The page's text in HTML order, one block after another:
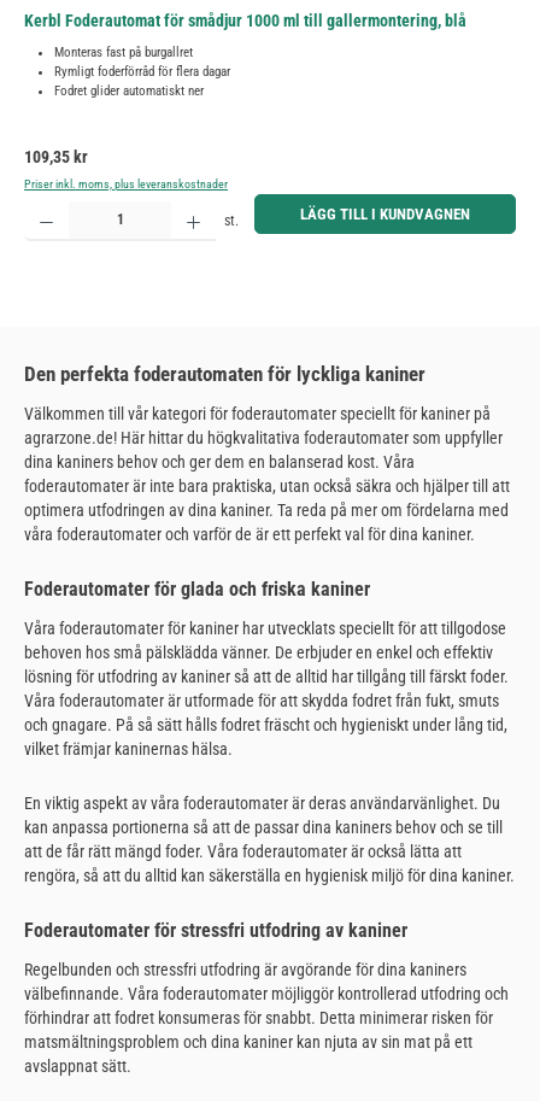
Kerbl Foderautomat för smådjur 1000 ml till gallermontering, blå
Monteras fast på burgallret
Rymligt foderförråd för flera dagar
Fodret glider automatiskt ner
Ordinarie pris:
109,35 kr
Priser inkl. moms, plus leveranskostnader
Produktkvantitet: Ange önskat belopp eller använd knapparna för att öka eller minska kvantiteten.
st. LÄGG TILL I KUNDVAGNEN
Den perfekta foderautomaten för lyckliga kaniner
Välkommen till vår kategori för foderautomater speciellt för kaniner på
agrarzone.de! Här hittar du högkvalitativa foderautomater som uppfyller
dina kaniners behov och ger dem en balanserad kost. Våra
foderautomater är inte bara praktiska, utan också säkra och hjälper till att
optimera utfodringen av dina kaniner. Ta reda på mer om fördelarna med
våra foderautomater och varför de är ett perfekt val för dina kaniner.
Foderautomater för glada och friska kaniner
Våra foderautomater för kaniner har utvecklats speciellt för att tillgodose
behoven hos små pälsklädda vänner. De erbjuder en enkel och effektiv
lösning för utfodring av kaniner så att de alltid har tillgång till färskt foder.
Våra foderautomater är utformade för att skydda fodret från fukt, smuts
och gnagare. På så sätt hålls fodret fräscht och hygieniskt under lång tid,
vilket främjar kaninernas hälsa.
En viktig aspekt av våra foderautomater är deras användarvänlighet. Du
kan anpassa portionerna så att de passar dina kaniners behov och se till
att de får rätt mängd foder. Våra foderautomater är också lätta att
rengöra, så att du alltid kan säkerställa en hygienisk miljö för dina kaniner.
Foderautomater för stressfri utfodring av kaniner
Regelbunden och stressfri utfodring är avgörande för dina kaniners
välbefinnande. Våra foderautomater möjliggör kontrollerad utfodring och
förhindrar att fodret konsumeras för snabbt. Detta minimerar risken för
matsmältningsproblem och dina kaniner kan njuta av sin mat på ett
avslappnat sätt.